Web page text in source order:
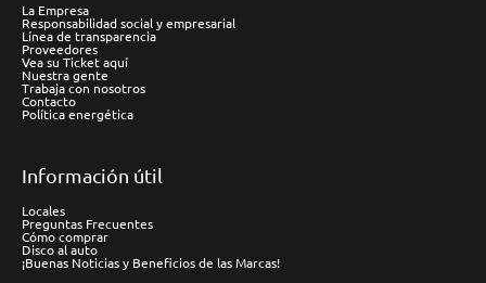
La Empresa
Responsabilidad social y empresarial
Línea de transparencia
Proveedores
Vea su Ticket aquí
Nuestra gente
Trabaja con nosotros
Contacto
Política energética
Información útil
Locales
Preguntas Frecuentes
Cómo comprar
Disco al auto
¡Buenas Noticias y Beneficios de las Marcas!